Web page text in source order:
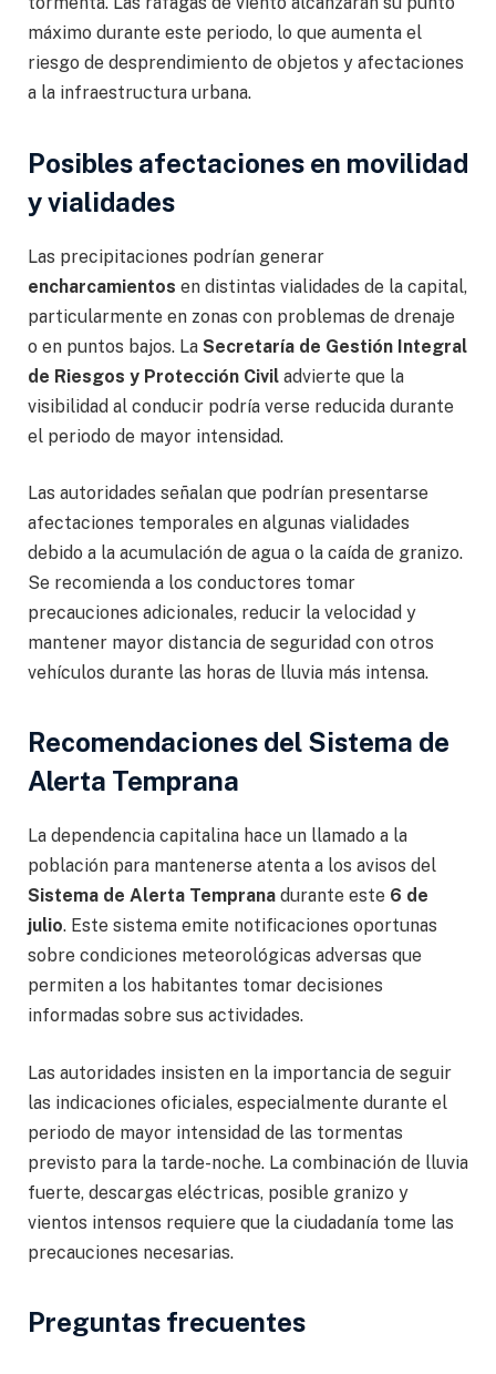
máximo durante este periodo, lo que aumenta el
riesgo de desprendimiento de objetos y afectaciones
a la infraestructura urbana.
Posibles afectaciones en movilidad
y vialidades
Las precipitaciones podrían generar
encharcamientos en distintas vialidades de la capital,
particularmente en zonas con problemas de drenaje
o en puntos bajos. La Secretaría de Gestión Integral
de Riesgos y Protección Civil advierte que la
visibilidad al conducir podría verse reducida durante
el periodo de mayor intensidad.
Las autoridades señalan que podrían presentarse
afectaciones temporales en algunas vialidades
debido a la acumulación de agua o la caída de granizo.
Se recomienda a los conductores tomar
precauciones adicionales, reducir la velocidad y
mantener mayor distancia de seguridad con otros
vehículos durante las horas de lluvia más intensa.
Recomendaciones del Sistema de
Alerta Temprana
La dependencia capitalina hace un llamado a la
población para mantenerse atenta a los avisos del
Sistema de Alerta Temprana durante este 6 de
julio. Este sistema emite notificaciones oportunas
sobre condiciones meteorológicas adversas que
permiten a los habitantes tomar decisiones
informadas sobre sus actividades.
Las autoridades insisten en la importancia de seguir
las indicaciones oficiales, especialmente durante el
periodo de mayor intensidad de las tormentas
previsto para la tarde-noche. La combinación de lluvia
fuerte, descargas eléctricas, posible granizo y
vientos intensos requiere que la ciudadanía tome las
precauciones necesarias.
Preguntas frecuentes